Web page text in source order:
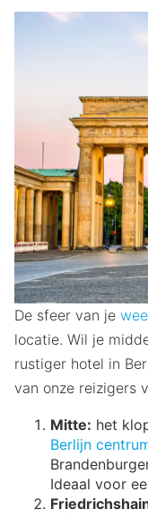
De sfeer van je
locatie. Wil je
rustiger hotel in
van onze reizigers
Mitte: het
Berlijn
Ideaal voor